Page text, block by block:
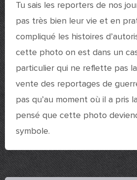
Tu sais les reporters de nos
pas très bien leur vie et en
compliqué les histoires
cette photo on est dans un
particulier qui ne reflette pas
vente des reportages de
pas qu’au moment où il a pris
pensé que cette photo
symbole.